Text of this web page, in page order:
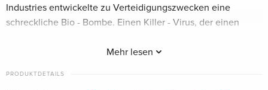
Cover A, Limited Edition, Mediabook, Blu-ray +
DVD
vergriffen
Deutsch
Mehr lesen
Industries entwickelte zu Verteidigungszwecken eine
schreckliche Bio - Bombe. Einen Killer - Virus, der einen
Fairchild ist sich der todbringenden Gefahr bewusst: Er sagt
PRODUKTDETAILS